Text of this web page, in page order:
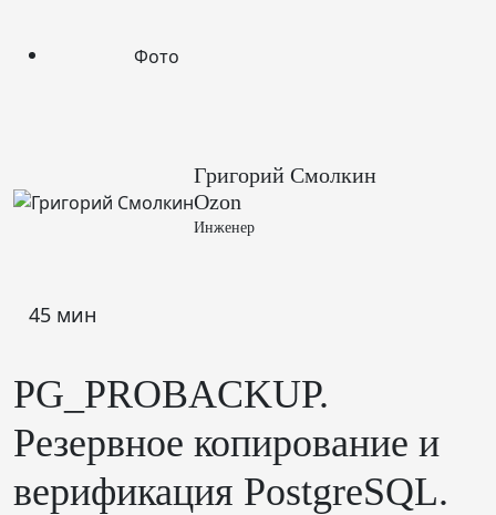
Фото
Григорий Смолкин
Ozon
Инженер
45 мин
PG_PROBACKUP.
Резервное копирование и
верификация PostgreSQL.